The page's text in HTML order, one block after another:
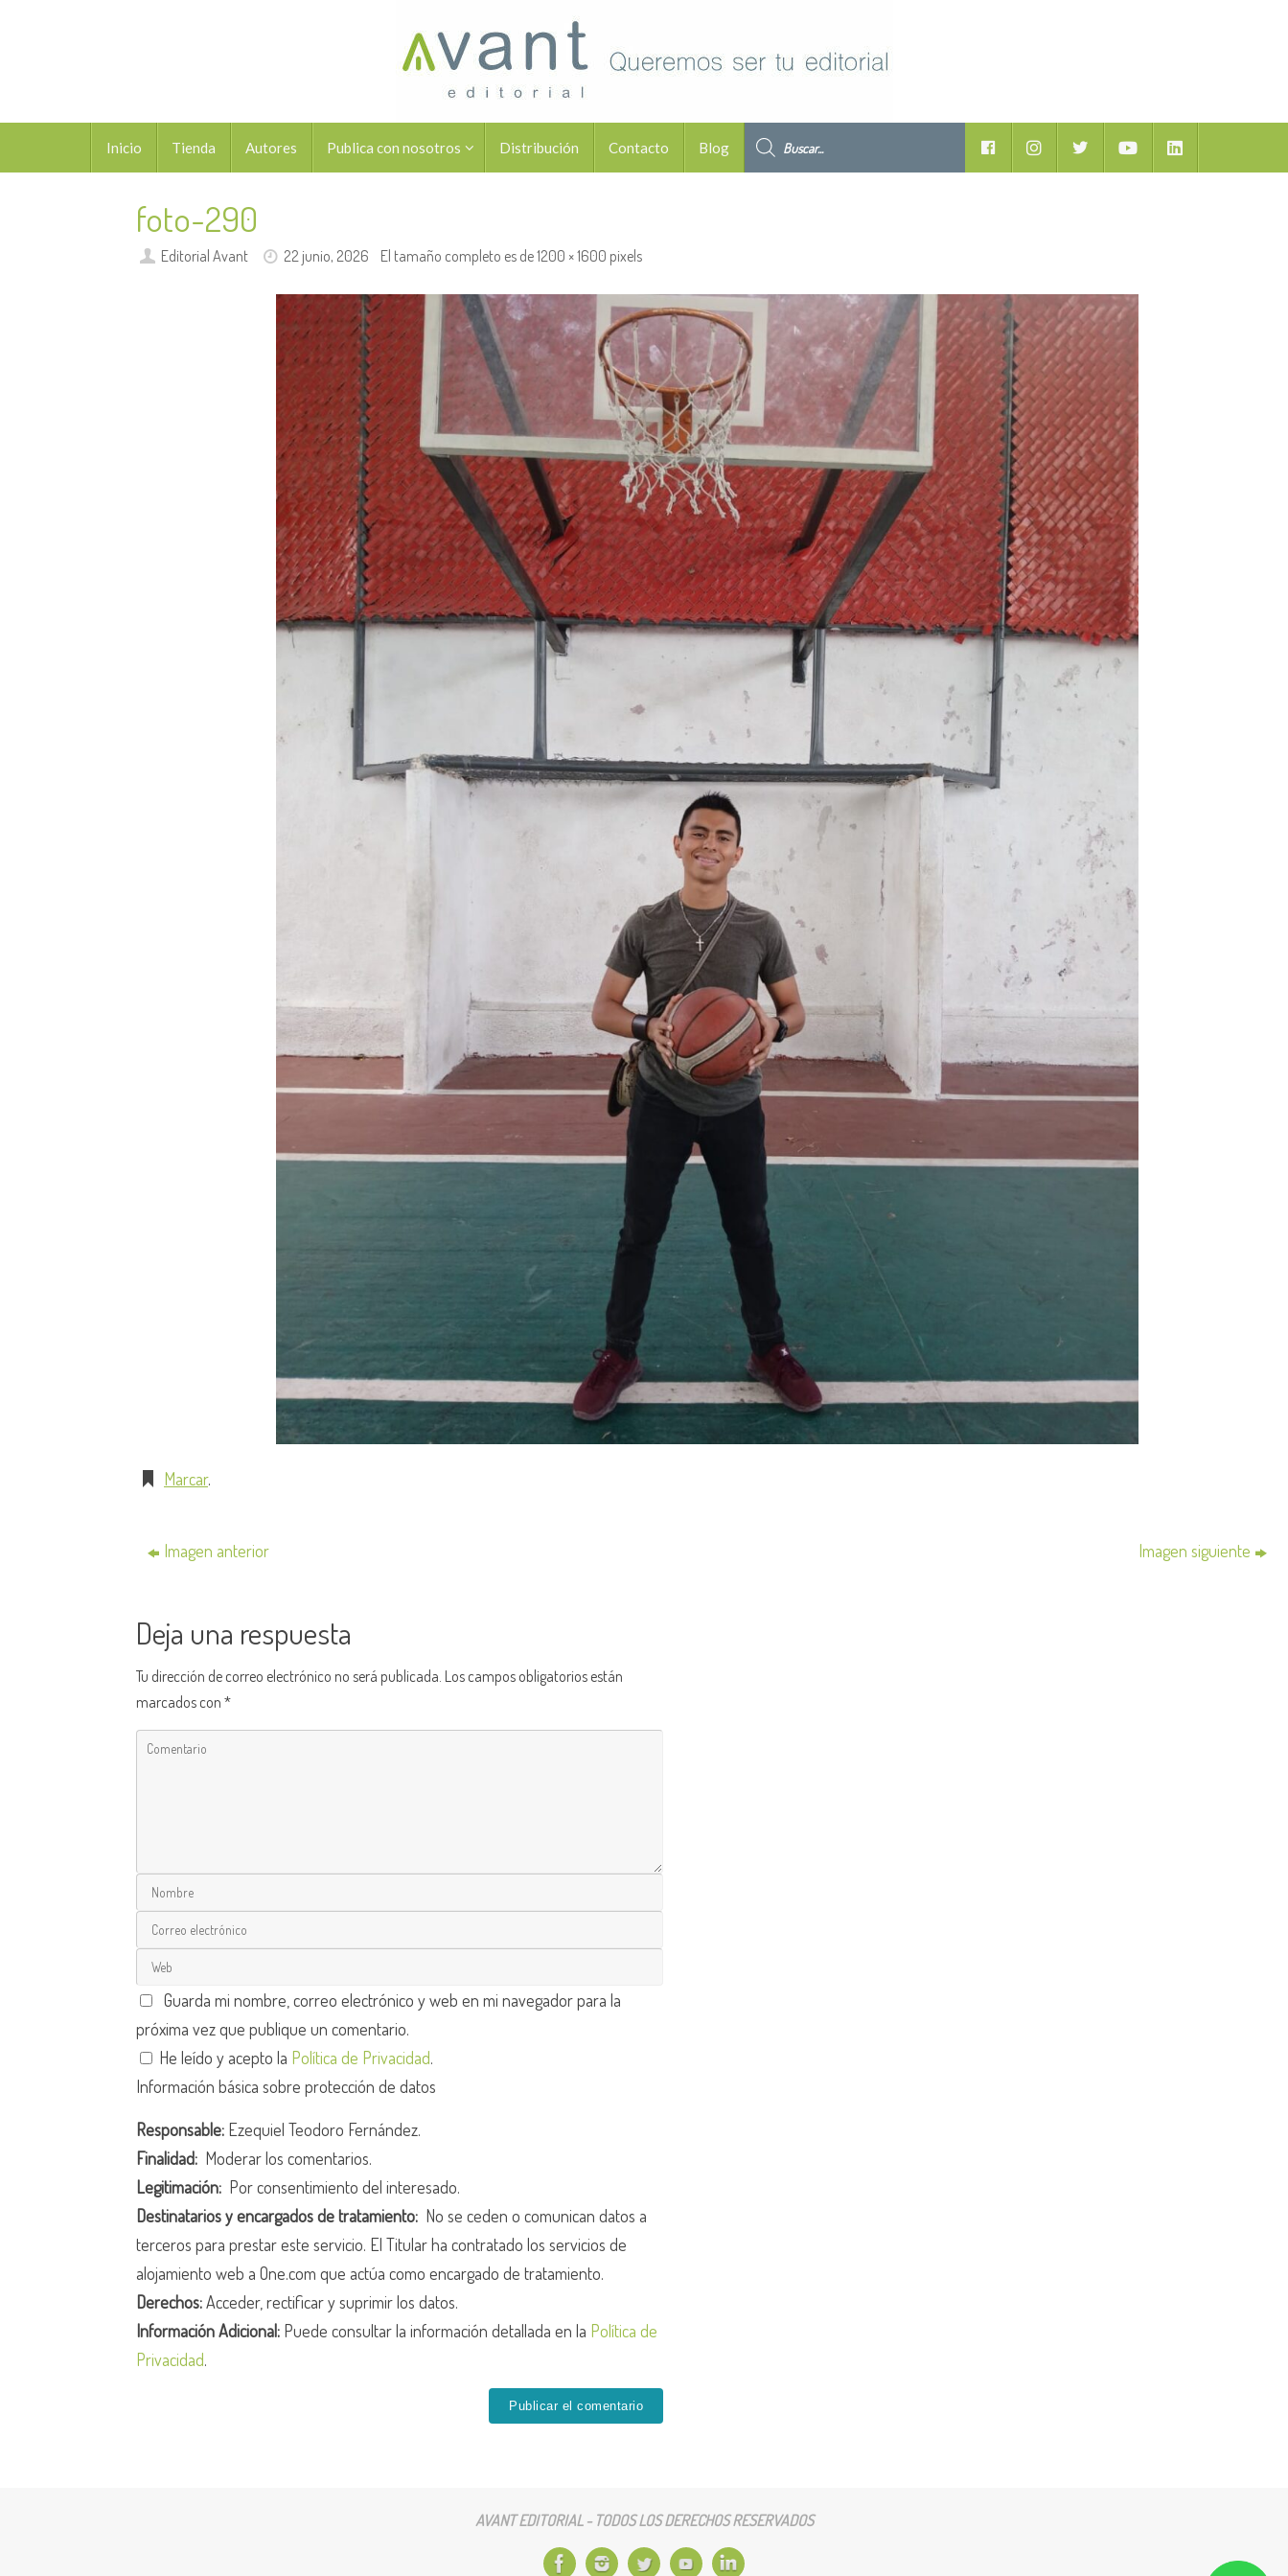
contenido
Inicio Tienda Autores Publica con nosotros Distribución Contacto Blog
Facebook YoutubeLinkedIn
foto-290
Editorial Avant 22 junio, 2026 El tamaño completo es de1200 × 1600 pixels
Marcar.
Imagen anterior Imagen siguiente
Deja una respuesta
Tu dirección de correo electrónico no será publicada. Los campos obligatorios están
marcados con*
Guarda mi nombre, correo electrónico y web en mi navegador para la
próxima vez que publique un comentario.
He leído y acepto la Política de Privacidad.
Información básica sobre protección de datos
Responsable: Ezequiel Teodoro Fernández.
Finalidad: Moderar los comentarios.
Legitimación: Por consentimiento del interesado.
Destinatarios y encargados de tratamiento: No se ceden o comunican datos a
terceros para prestar este servicio. El Titular ha contratado los servicios de
alojamiento web a One.com que actúa como encargado de tratamiento.
Derechos:Acceder, rectificar y suprimir los datos.
Información Adicional: Puede consultar la información detallada en la Política de
Privacidad.
AVANT EDITORIAL - TODOS LOS DERECHOS RESERVADOS